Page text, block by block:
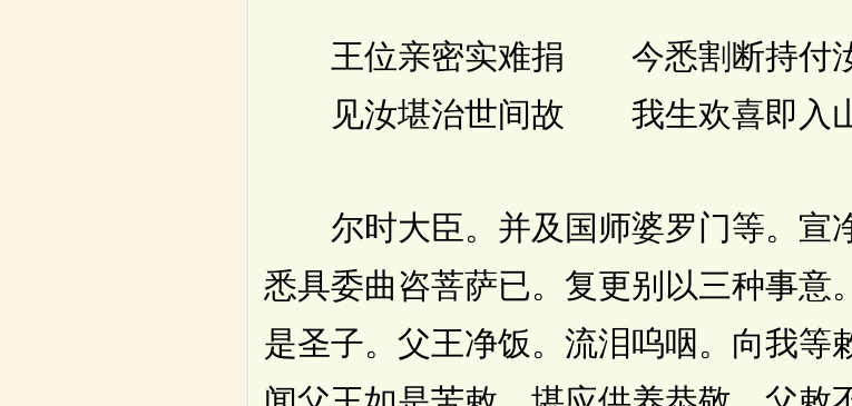
王位亲密实难捐 今悉割断持付
见汝堪治世间故 我生欢喜即入
尔时大臣。并及国师婆罗门等。宣净
悉具委曲咨菩萨已。复更别以三种事意
是圣子。父王净饭。流泪呜咽。向我等